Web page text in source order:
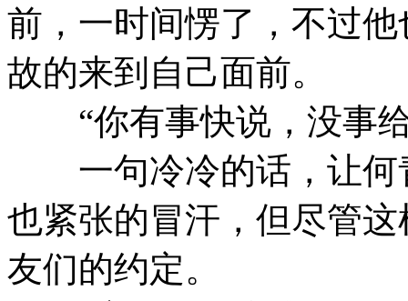
前，一时间愣了，不过
故的来到自己面前。
“你有事快说，没事给
一句冷冷的话，让何
也紧张的冒汗，但尽管
友们的约定。